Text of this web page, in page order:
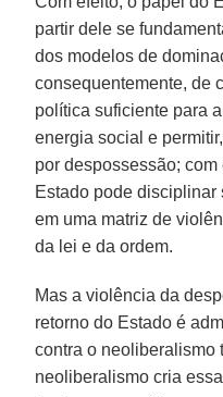
partir dele se
dos modelos de
consequentemente, de
política suficiente para
energia social e
por despossessão;
Estado pode
em uma matriz de
da lei e da ordem.
Mas a violência da
retorno do Estado é
contra o neoliberalismo
neoliberalismo cria